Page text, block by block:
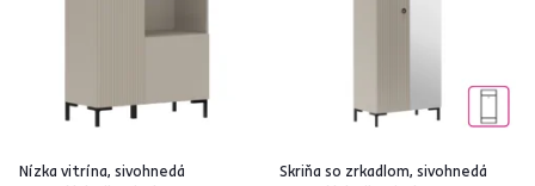
Nízka vitrína, sivohnedá
Skriňa so zrkadlom, sivohnedá